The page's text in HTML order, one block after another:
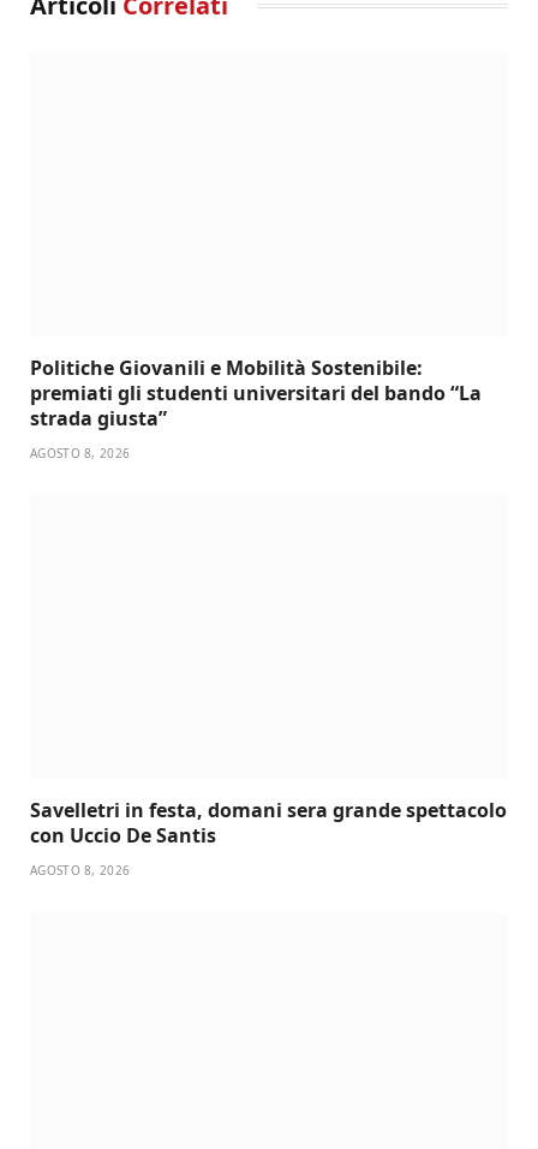
Politiche Giovanili e Mobilità Sostenibile:
premiati gli studenti universitari del bando “La
strada giusta”
AGOSTO 8, 2026
Savelletri in festa, domani sera grande spettacolo
con Uccio De Santis
AGOSTO 8, 2026